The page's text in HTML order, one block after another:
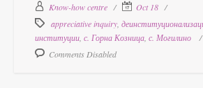
Know-how centre
Oct 18
appreciative inquiry
институции с. Горна Козница с. Могилино
Comments Disabled